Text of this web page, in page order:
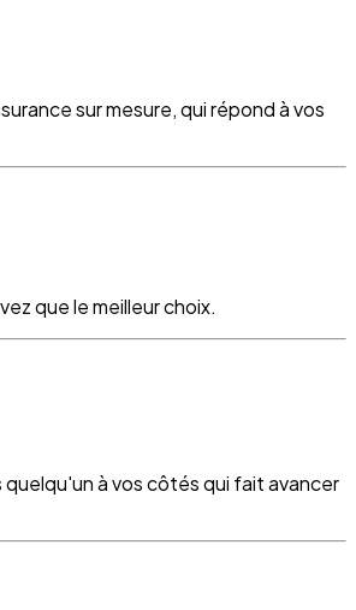
sur mesure, qui répond à vos
que le meilleur choix.
à vos côtés qui fait avancer